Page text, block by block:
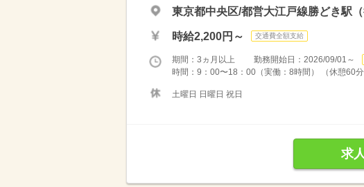
東京都中央区/都営大江戸線勝どき駅（
時給2,200円～ 交通費全額支給
期間：3ヵ月以上 勤務開始日：2026/09/01～
時間：9：00〜18：00（実働：8時間） （休憩60
土曜日 日曜日 祝日
求